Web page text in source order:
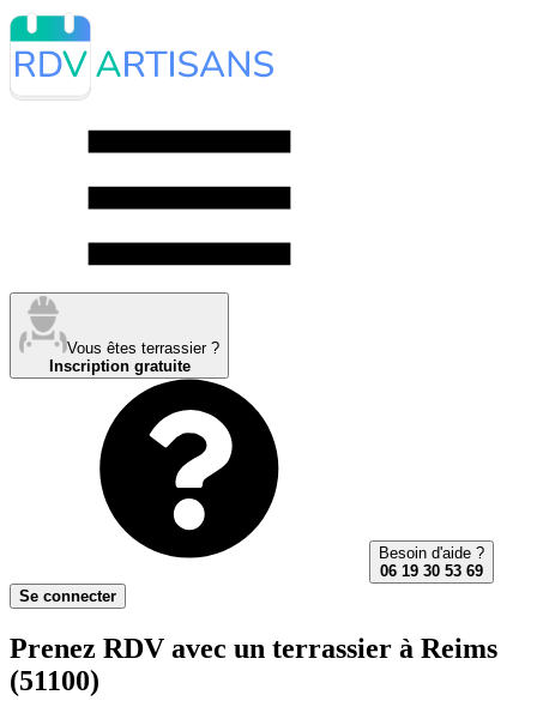
Vous êtes terrassier ?
Inscription gratuite
Besoin d'aide ?
06 19 30 53 69
Se connecter
Prenez RDV avec un terrassier à Reims
(51100)